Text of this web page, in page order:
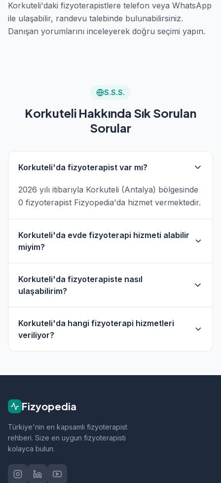
Korkuteli'daki fizyoterapistlere telefon veya WhatsApp
ile ulaşabilir, randevu talebinde bulunabilirsiniz.
Danışan yorumlarını inceleyerek doğru seçimi yapın.
S.S.S.
Korkuteli Hakkında Sık Sorulan
Sorular
Korkuteli'da fizyoterapist var mı?
2026 yılı itibarıyla Korkuteli (Antalya) bölgesinde
0 fizyoterapist Fizyopedia'da hizmet vermektedir.
Korkuteli'da evde fizyoterapi hizmeti alabilir
miyim?
hizmeti sunan fizyoterapistler bulunmaktadır.
Evde hizmet filtresini kullanarak bu
fizyoterapistleri bulabilirsiniz.
Korkuteli'da fizyoterapiste nasıl
ulaşabilirim?
telefon veya WhatsApp ile doğrudan iletişime
geçebilirsiniz.
Korkuteli'da hangi fizyoterapi hizmetleri
veriliyor?
Fizyopedia
Türkiye'nin en kapsamlı fizyoterapist
rehberi. Size en uygun fizyoterapisti
kolayca bulun.